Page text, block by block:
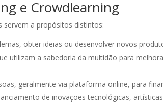
e Crowdlearning
servem a propósitos distintos:
obter ideias ou desenvolver novos
utilizam a sabedoria da multidão para
geralmente via plataforma online, para
de inovações tecnológicas,